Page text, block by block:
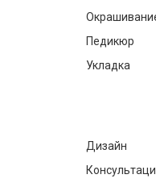
Педикюр
Укладка
Дизайн